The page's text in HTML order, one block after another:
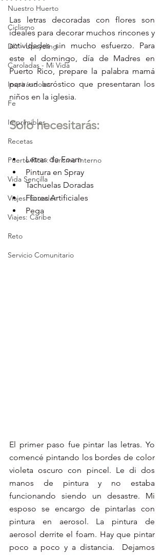
Nuestro Huerto
Ciclismo
DIY - Upcycling
Caroladas - Mi Vida
Inspirándolos
Fe
Imprimibles
Recetas
Puerto Rico : Turismo Interno
Vida Sencilla
Viajes: Ecuador
Viajes: Caribe
Reto
Servicio Comunitario
Las letras decoradas con flores son
ideales para decorar muchos rincones y
actividades sin mucho esfuerzo. Para
este el domingo, día de Madres en
Puerto Rico, prepare la palabra mamá
para un acróstico que presentaran los
niños en la iglesia.
Solo necesitarás:
Letras de Foam
Pintura en Spray
Tachuelas Doradas
Flores Artificiales
Pega
El primer paso fue pintar las letras. Yo
comencé pintando los bordes de color
violeta oscuro con pincel. Le di dos
manos de pintura y no estaba
funcionando siendo un desastre. Mi
esposo se encargo de pintarlas con
pintura en aerosol. La pintura de
aerosol derrite el foam. Hay que pintar
poco a poco y a distancia.  Dejamos